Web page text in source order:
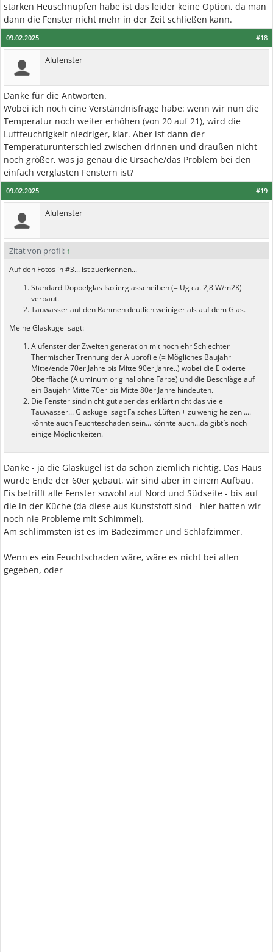
starken Heuschnupfen habe ist das leider keine Option, da man
dann die Fenster nicht mehr in der Zeit schließen kann.
#18
09.02.2025
Alufenster
Danke für die Antworten.
Wobei ich noch eine Verständnisfrage habe: wenn wir nun die
Temperatur noch weiter erhöhen (von 20 auf 21), wird die
Luftfeuchtigkeit niedriger, klar. Aber ist dann der
Temperaturunterschied zwischen drinnen und draußen nicht
noch größer, was ja genau die Ursache/das Problem bei den
einfach verglasten Fenstern ist?
#19
09.02.2025
Alufenster
Zitat von profil: ↑
Auf den Fotos in #3... ist zuerkennen...
Standard Doppelglas Isolierglasscheiben (= Ug ca. 2,8 W/m2K)
verbaut.
Tauwasser auf den Rahmen deutlich weiniger als auf dem Glas.
Meine Glaskugel sagt:
Alufenster der Zweiten generation mit noch ehr Schlechter
Thermischer Trennung der Aluprofile (= Mögliches Baujahr
Mitte/ende 70er Jahre bis Mitte 90er Jahre..) wobei die Eloxierte
Oberfläche (Aluminum original ohne Farbe) und die Beschläge auf
ein Baujahr Mitte 70er bis Mitte 80er Jahre hindeuten.
Die Fenster sind nicht gut aber das erklärt nicht das viele
Tauwasser... Glaskugel sagt Falsches Lüften + zu wenig heizen ....
könnte auch Feuchteschaden sein... könnte auch...da gibt´s noch
einige Möglichkeiten.
Danke - ja die Glaskugel ist da schon ziemlich richtig. Das Haus
wurde Ende der 60er gebaut, wir sind aber in einem Aufbau.
Eis betrifft alle Fenster sowohl auf Nord und Südseite - bis auf
die in der Küche (da diese aus Kunststoff sind - hier hatten wir
noch nie Probleme mit Schimmel).
Am schlimmsten ist es im Badezimmer und Schlafzimmer.
Wenn es ein Feuchtschaden wäre, wäre es nicht bei allen
gegeben, oder